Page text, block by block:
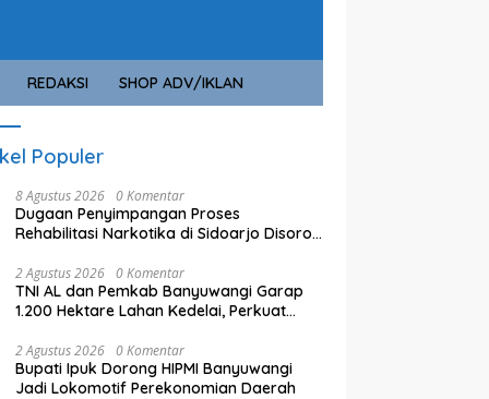
REDAKSI SHOP ADV/IKLAN
Populer
8 Agustus 2026 0 Komentar
Dugaan Penyimpangan Proses
Rehabilitasi Narkotika di Sidoarjo Disorot,
Pribadi
2 Agustus 2026 0 Komentar
TNI AL dan Pemkab Banyuwangi Garap
1.200 Hektare Lahan Kedelai, Perkuat
2 Agustus 2026 0 Komentar
Bupati Ipuk Dorong HIPMI Banyuwangi
Jadi Lokomotif Perekonomian Daerah